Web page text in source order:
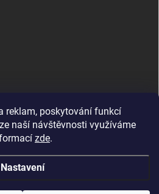
reklam, poskytování funkcí
naší návštěvnosti využíváme
zde.
Nastavení